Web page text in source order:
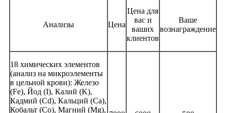
Анализы Цена
Цена для
вас и
ваших
клиентов
Ваше
вознаграждение
18 химических элементов
(анализ на микроэлементы
в цельной крови): Железо
(Fe), Йод (I), Калий (K),
Кадмий (Cd), Кальций (Ca),
Кобальт (Co), Магний (Mg),